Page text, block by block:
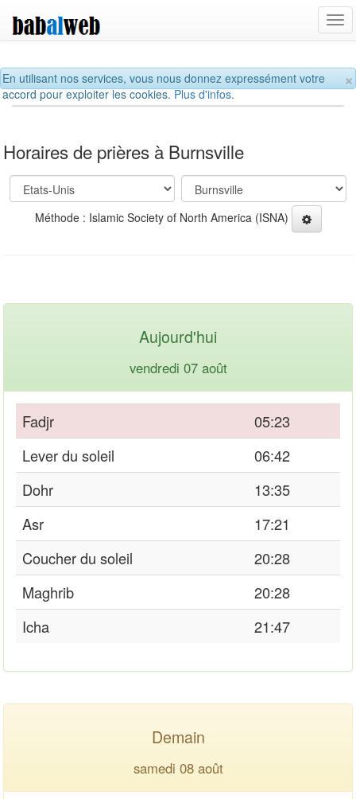
×
En utilisant nos services, vous nous donnez expressément votre
accord pour exploiter les cookies.Plus d'infos.
Horaires de prières à Burnsville
Méthode : Islamic Society of North America (ISNA)
Aujourd'hui
vendredi 07 août
Fadjr
05:23
Lever du soleil
06:42
Dohr
13:35
Asr
17:21
Coucher du soleil
20:28
Maghrib
20:28
Icha
21:47
Demain
samedi 08 août